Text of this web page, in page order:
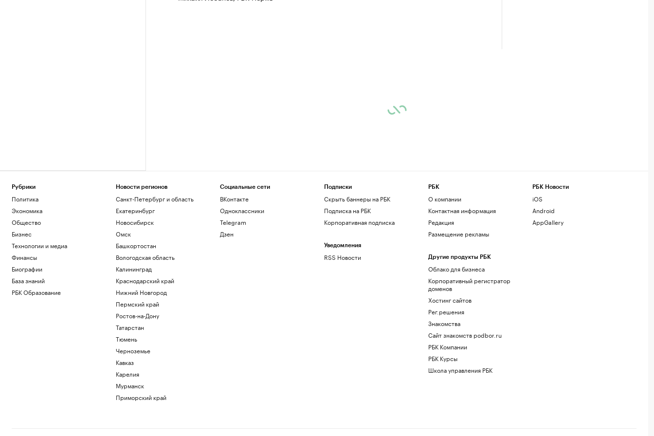
Рубрики
Политика
Экономика
Общество
Бизнес
Технологии и медиа
Финансы
Биографии
База знаний
РБК Образование
Новости регионов
Санкт-Петербург и область
Екатеринбург
Новосибирск
Омск
Башкортостан
Вологодская область
Калининград
Краснодарский край
Нижний Новгород
Пермский край
Ростов-на-Дону
Татарстан
Тюмень
Черноземье
Кавказ
Карелия
Мурманск
Приморский край
Социальные сети
ВКонтакте
Одноклассники
Telegram
Дзен
Подписки
Скрыть баннеры на РБК
Подписка на РБК
Корпоративная подписка
Уведомления
RSS Новости
РБК
О компании
Контактная информация
Редакция
Размещение рекламы
Другие продукты РБК
Облако для бизнеса
Корпоративный регистратор
доменов
Хостинг сайтов
Рег.решения
Знакомства
Сайт знакомств podbor.ru
РБК Компании
РБК Курсы
Школа управления РБК
РБК Новости
iOS
Android
AppGallery